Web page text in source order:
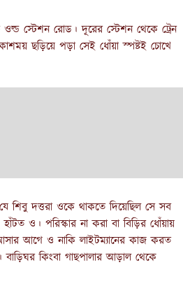
ওল্ড স্টেশন রোড। দূরের স্টেশন থেকে ট্রেন
ছড়িয়ে পড়া সেই ধোঁয়া স্পষ্টই চোখে
শিবু দত্তরা ওকে থাকতে দিয়েছিল সে সব
ও। পরিস্কার না করা বা বিড়ির ধোঁয়ায়
আগে ও নাকি লাইটম্যানের কাজ করত
কিংবা গাছপালার আড়াল থেকে